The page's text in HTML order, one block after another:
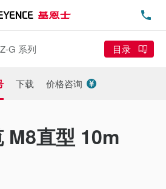
G 系列 目录
下载 价格咨询
M8直型 10m